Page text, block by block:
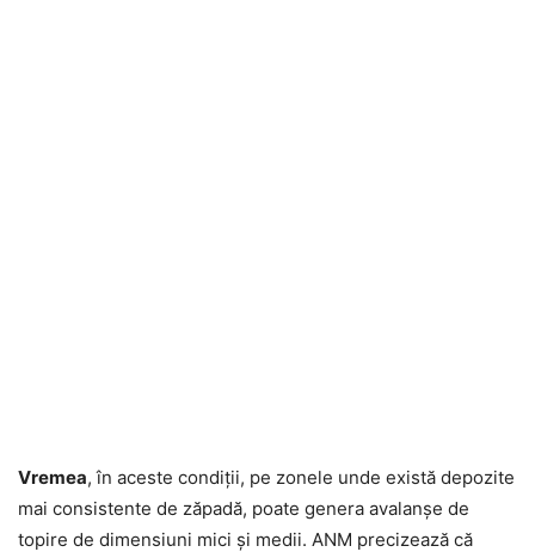
Vremea, în aceste condiții, pe zonele unde există depozite
mai consistente de zăpadă, poate genera avalanșe de
topire de dimensiuni mici și medii. ANM precizează că